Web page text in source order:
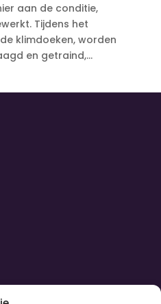
aan de conditie,
Tijdens het
klimdoeken, worden
en getraind,...